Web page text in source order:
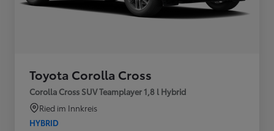
Toyota Corolla Cross
Corolla Cross SUV Teamplayer 1,8 l Hybrid
Ried im Innkreis
HYBRID